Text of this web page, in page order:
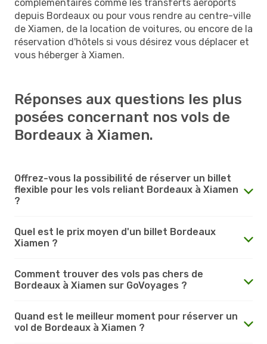
complémentaires comme les transferts aéroports
depuis Bordeaux ou pour vous rendre au centre-ville
de Xiamen, de la location de voitures, ou encore de la
réservation d'hôtels si vous désirez vous déplacer et
vous héberger à Xiamen.
Réponses aux questions les plus
posées concernant nos vols de
Bordeaux à Xiamen.
Offrez-vous la possibilité de réserver un billet
flexible pour les vols reliant Bordeaux à Xiamen
?
Quel est le prix moyen d'un billet Bordeaux
Xiamen ?
Comment trouver des vols pas chers de
Bordeaux à Xiamen sur GoVoyages ?
Quand est le meilleur moment pour réserver un
vol de Bordeaux à Xiamen ?